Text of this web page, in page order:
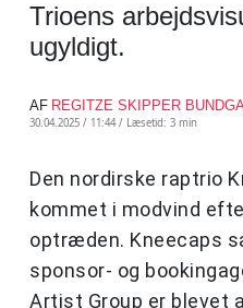
Trioens
ugyldigt.
AF REGITZE SKIPPER
30.04.2025 / 11:44 / Læsetid: 3 min
Den nordirske raptrio
kommet i modvind
optræden. Kneecaps
sponsor- og
Artist Group er blevet